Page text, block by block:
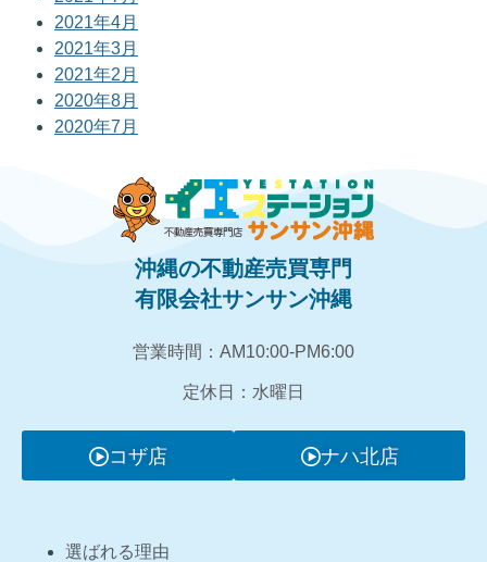
2021年4月
2021年3月
2021年2月
2020年8月
2020年7月
沖縄の不動産売買専門
有限会社サンサン沖縄
営業時間：AM10:00‐PM6:00
定休日：水曜日
コザ店 ナハ北店
選ばれる理由